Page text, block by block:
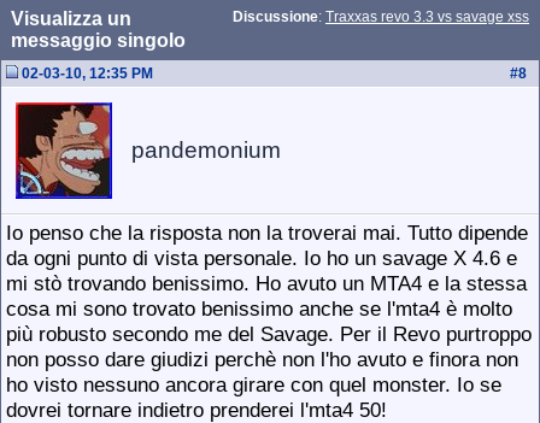
Discussione: Traxxas revo 3.3 vs savage xss
Visualizza un
messaggio singolo
#8
02-03-10, 12:35 PM
pandemonium
Io penso che la risposta non la troverai mai. Tutto dipende
da ogni punto di vista personale. Io ho un savage X 4.6 e
mi stò trovando benissimo. Ho avuto un MTA4 e la stessa
cosa mi sono trovato benissimo anche se l'mta4 è molto
più robusto secondo me del Savage. Per il Revo purtroppo
non posso dare giudizi perchè non l'ho avuto e finora non
ho visto nessuno ancora girare con quel monster. Io se
dovrei tornare indietro prenderei l'mta4 50!